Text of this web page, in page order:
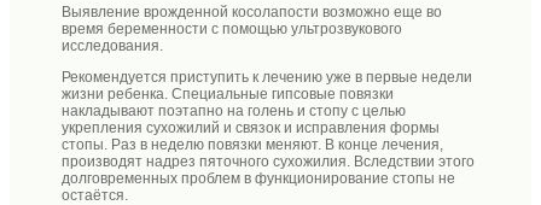
Выявление врожденной косолапости возможно еще во
время беременности с помощью ультрозвукового
исследования.
Рекомендуется приступить к лечению уже в первые недели
жизни ребенка. Специальные гипсовые повязки
накладывают поэтапно на голень и стопу с целью
укрепления сухожилий и связок и исправления формы
стопы. Раз в неделю повязки меняют. В конце лечения,
производят надрез пяточного сухожилия. Вследствии этого
долговременных проблем в функционирование стопы не
остаётся.